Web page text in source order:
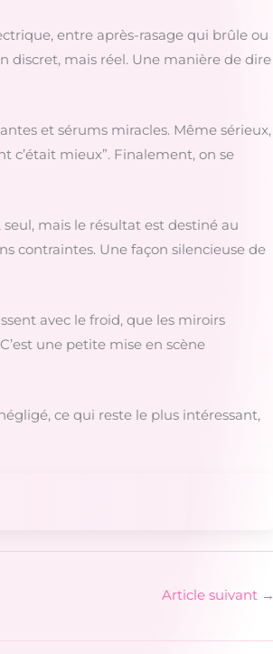
entre après-rasage qui brûle ou
discret, mais réel. Une manière de dire
et sérums miracles. Même sérieux,
c’était mieux”. Finalement, on se
seul, mais le résultat est destiné au
contraintes. Une façon silencieuse de
avec le froid, que les miroirs
une petite mise en scène
ce qui reste le plus intéressant,
Article suivant →